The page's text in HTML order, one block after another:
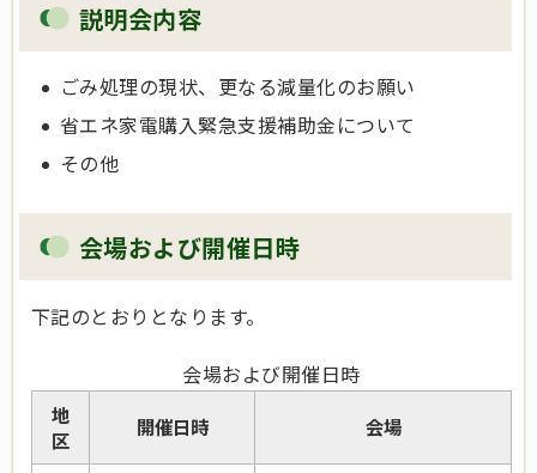
説明会内容
ごみ処理の現状、更なる減量化のお願い
省エネ家電購入緊急支援補助金について
その他
会場および開催日時
下記のとおりとなります。
会場および開催日時
地
区
開催日時 会場